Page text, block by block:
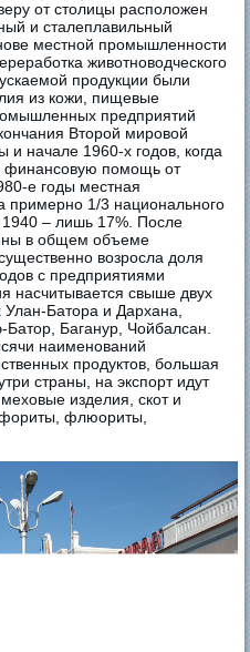
от столицы расположен
и сталеплавильный
местной промышленности
животноводческого
продукции были
из кожи, пищевые
предприятий
Второй мировой
начале 1960-х годов, когда
финансовую помощь от
е годы местная
примерно 1/3 национального
1940 – лишь 17%. После
в общем объеме
возросла доля
с предприятиями
насчитывается свыше двух
Батора и Дархана,
Баганур, Чойбалсан.
наименований
продуктов, большая
страны, на экспорт идут
изделия, скот и
флюориты,